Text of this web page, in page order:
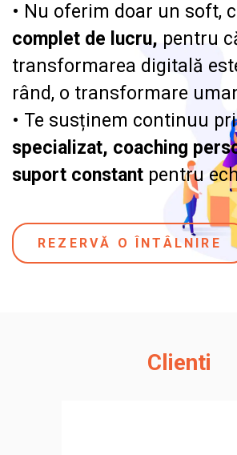
• Nu oferim doar un soft,
complet de lucru, pentru
transformarea digitală
rând, o transformare
• Te susținem continuu
specializat, coaching
suport constant pentru
REZERVĂ O ÎNTÂLNIRE
Clienti